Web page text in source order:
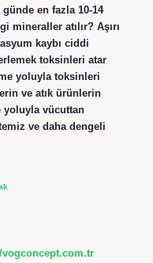
en fazla 10-14
mineraller atılır? Aşırı
kaybı ciddi
toksinleri atar
yoluyla toksinleri
ve atık ürünlerin
yoluyla vücuttan
ve daha dengeli
vogconcept.com.tr